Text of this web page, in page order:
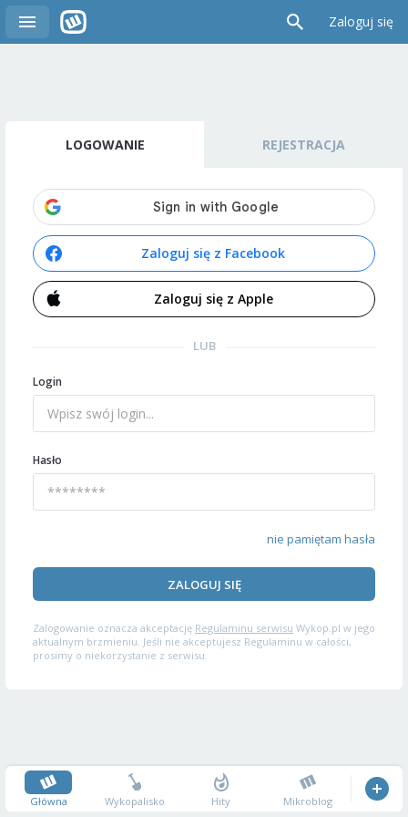
Zaloguj się
LOGOWANIE REJESTRACJA
Zaloguj się z Facebook
Zaloguj się z Apple
LUB
Login
Hasło
nie pamiętam hasła
ZALOGUJ SIĘ
Zalogowanie oznacza akceptację Regulaminu serwisu Wykop.pl w jego
aktualnym brzmieniu. Jeśli nie akceptujesz Regulaminu w całości,
prosimy o niekorzystanie z serwisu.
Główna Wykopalisko Hity Mikroblog